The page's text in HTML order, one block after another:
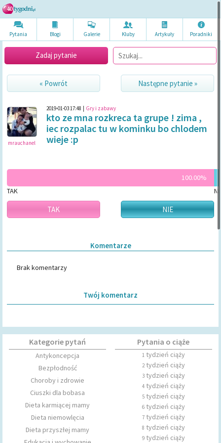
Pytania Blogi Galerie Kluby Artykuły Poradniki
Zadaj pytanie
« Powrót Następne pytanie »
mrauchanel
2019-01-03 17:48 Gry i zabawy
kto ze mna rozkreca ta grupe ! zima ,
iec rozpalac tu w kominku bo chlodem
wieje :p
100.00%
TAK
TAK NIE
Komentarze
Brak komentarzy
Twój komentarz
Kategorie pytań
Antykoncepcja
Bezpłodność
Choroby i zdrowie
Ciuszki dla bobasa
Dieta karmiącej mamy
Dieta niemowlęcia
Dieta przyszłej mamy
Pytania o ciąże
1tydzień ciąży
2tydzień ciąży
3tydzień ciąży
4tydzień ciąży
5tydzień ciąży
6tydzień ciąży
7tydzień ciąży
8 tydzień ciąży
9tydzień ciąży